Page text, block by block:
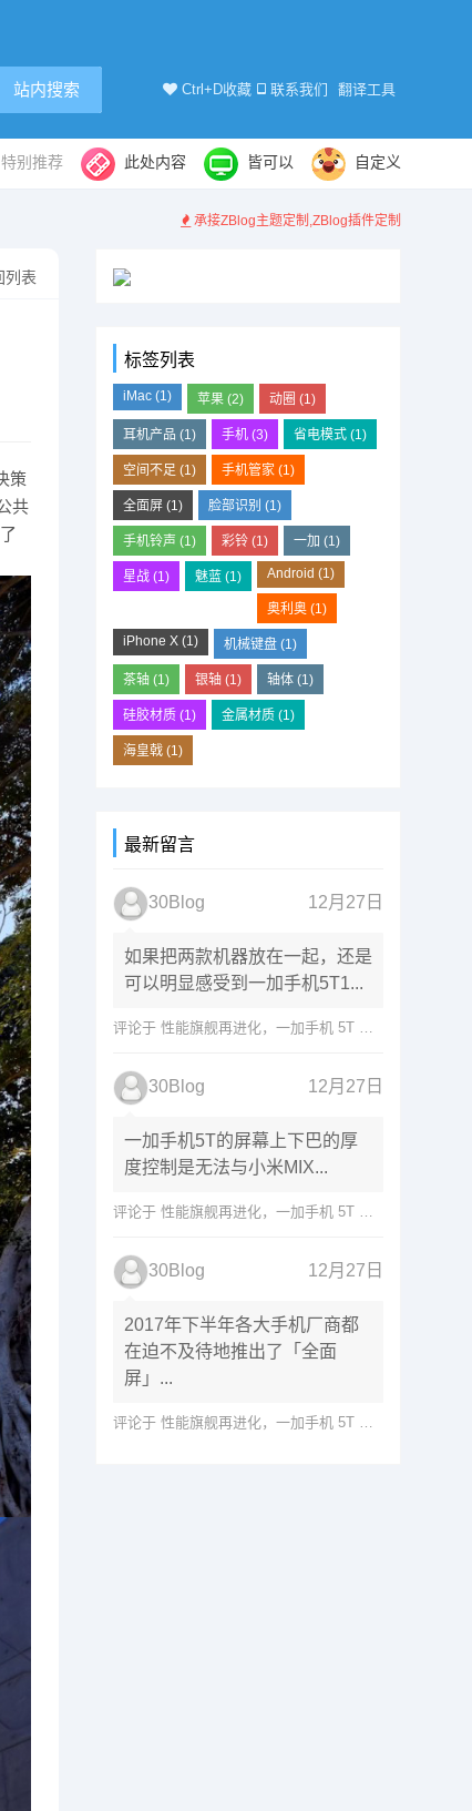
Ctrl+D收藏 联系我们 翻译工具
站内搜索
特别推荐 此处内容 皆可以 自定义
承接ZBlog主题定制,ZBlog插件定制
列表
策
共
标签列表
iMac (1) 苹果 (2) 动圈 (1)
耳机产品 (1) 手机 (3) 省电模式 (1)
空间不足 (1) 手机管家 (1)
全面屏 (1) 脸部识别 (1)
手机铃声 (1) 彩铃 (1) 一加 (1)
星战 (1) 魅蓝 (1) Android (1)
奥利奥 (1)
iPhone X (1) 机械键盘 (1)
茶轴 (1) 银轴 (1) 轴体 (1)
硅胶材质 (1) 金属材质 (1)
海皇戟 (1)
最新留言
30Blog 12月27日
如果把两款机器放在一起，还是
可以明显感受到一加手机5T1...
评论于性能旗舰再进化，一加手机 5T 变得更出众了
30Blog 12月27日
一加手机5T的屏幕上下巴的厚
度控制是无法与小米MIX...
评论于性能旗舰再进化，一加手机 5T 变得更出众了
30Blog 12月27日
2017年下半年各大手机厂商都
在迫不及待地推出了「全面
屏」...
评论于性能旗舰再进化，一加手机 5T 变得更出众了